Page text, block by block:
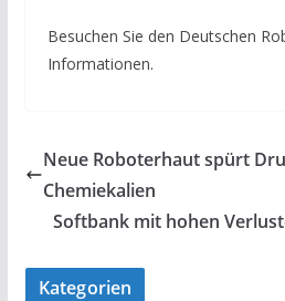
Besuchen Sie den Deutschen
Informationen.
Neue Roboterhaut spürt
Chemiekalien
Softbank mit hohen
Kategorien